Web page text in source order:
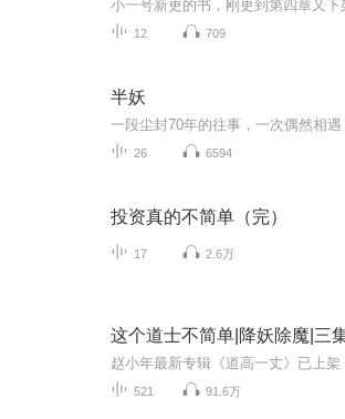
12 709
半妖
26 6594
投资真的不简单（完）
17 2.6万
521 91.6万